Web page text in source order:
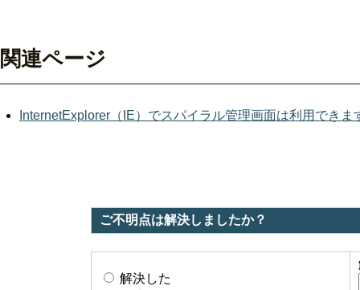
関連ページ
InternetExplorer（IE）でスパイラル管理画面は利用できま